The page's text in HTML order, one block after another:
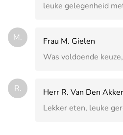
leuke gelegenheid
M.
Frau M. Gielen
Was voldoende
R.
Herr R. Van Den Akker
Lekker eten, leuke